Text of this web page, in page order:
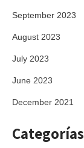
September 2023
August 2023
July 2023
June 2023
December 2021
Categorías